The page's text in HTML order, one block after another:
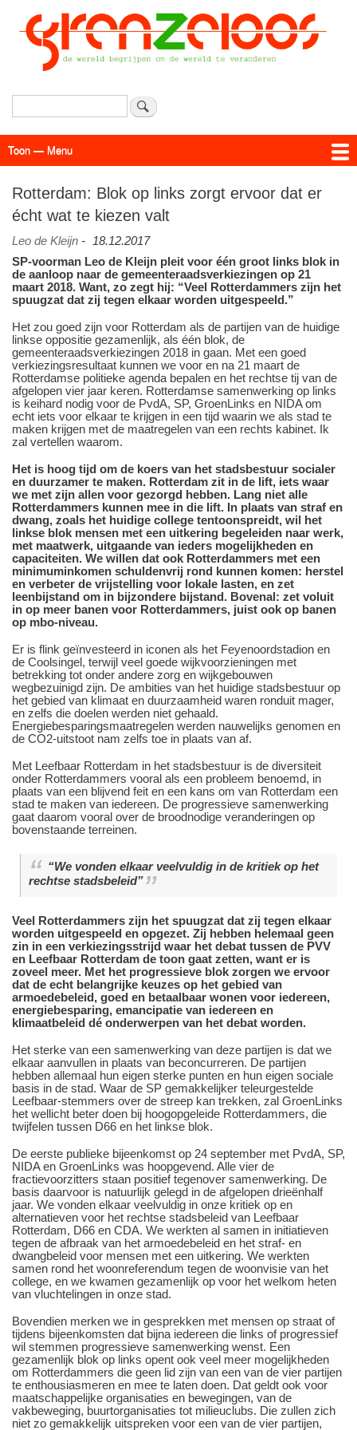
Overslaan
en
naar
de
Zoeken
Menu
Toon — Menu
Rotterdam: Blok op links zorgt ervoor dat er
écht wat te kiezen valt
Leo de Kleijn - 18.12.2017
SP-voorman Leo de Kleijn pleit voor één groot links blok in
de aanloop naar de gemeenteraadsverkiezingen op 21
maart 2018. Want, zo zegt hij: “Veel Rotterdammers zijn het
spuugzat dat zij tegen elkaar worden uitgespeeld.”
Het zou goed zijn voor Rotterdam als de partijen van de huidige
linkse oppositie gezamenlijk, als één blok, de
gemeenteraadsverkiezingen 2018 in gaan. Met een goed
verkiezingsresultaat kunnen we voor en na 21 maart de
Rotterdamse politieke agenda bepalen en het rechtse tij van de
afgelopen vier jaar keren. Rotterdamse samenwerking op links
is keihard nodig voor de PvdA, SP, GroenLinks en NIDA om
echt iets voor elkaar te krijgen in een tijd waarin we als stad te
maken krijgen met de maatregelen van een rechts kabinet. Ik
zal vertellen waarom.
Het is hoog tijd om de koers van het stadsbestuur socialer
en duurzamer te maken. Rotterdam zit in de lift, iets waar
we met zijn allen voor gezorgd hebben. Lang niet alle
Rotterdammers kunnen mee in die lift. In plaats van straf en
dwang, zoals het huidige college tentoonspreidt, wil het
linkse blok mensen met een uitkering begeleiden naar werk,
met maatwerk, uitgaande van ieders mogelijkheden en
capaciteiten. We willen dat ook Rotterdammers met een
minimuminkomen schuldenvrij rond kunnen komen: herstel
en verbeter de vrijstelling voor lokale lasten, en zet
leenbijstand om in bijzondere bijstand. Bovenal: zet voluit
in op meer banen voor Rotterdammers, juist ook op banen
op mbo-niveau.
Er is flink geïnvesteerd in iconen als het Feyenoordstadion en
de Coolsingel, terwijl veel goede wijkvoorzieningen met
betrekking tot onder andere zorg en wijkgebouwen
wegbezuinigd zijn. De ambities van het huidige stadsbestuur op
het gebied van klimaat en duurzaamheid waren ronduit mager,
en zelfs die doelen werden niet gehaald.
Energiebesparingsmaatregelen werden nauwelijks genomen en
de CO2-uitstoot nam zelfs toe in plaats van af.
Met Leefbaar Rotterdam in het stadsbestuur is de diversiteit
onder Rotterdammers vooral als een probleem benoemd, in
plaats van een blijvend feit en een kans om van Rotterdam een
stad te maken van iedereen. De progressieve samenwerking
gaat daarom vooral over de broodnodige veranderingen op
bovenstaande terreinen.
“We vonden elkaar veelvuldig in de kritiek op het
rechtse stadsbeleid”
Veel Rotterdammers zijn het spuugzat dat zij tegen elkaar
worden uitgespeeld en opgezet. Zij hebben helemaal geen
zin in een verkiezingsstrijd waar het debat tussen de PVV
en Leefbaar Rotterdam de toon gaat zetten, want er is
zoveel meer. Met het progressieve blok zorgen we ervoor
dat de echt belangrijke keuzes op het gebied van
armoedebeleid, goed en betaalbaar wonen voor iedereen,
energiebesparing, emancipatie van iedereen en
klimaatbeleid dé onderwerpen van het debat worden.
Het sterke van een samenwerking van deze partijen is dat we
elkaar aanvullen in plaats van beconcurreren. De partijen
hebben allemaal hun eigen sterke punten en hun eigen sociale
basis in de stad. Waar de SP gemakkelijker teleurgestelde
Leefbaar-stemmers over de streep kan trekken, zal GroenLinks
het wellicht beter doen bij hoogopgeleide Rotterdammers, die
twijfelen tussen D66 en het linkse blok.
De eerste publieke bijeenkomst op 24 september met PvdA, SP,
NIDA en GroenLinks was hoopgevend. Alle vier de
fractievoorzitters staan positief tegenover samenwerking. De
basis daarvoor is natuurlijk gelegd in de afgelopen drieënhalf
jaar. We vonden elkaar veelvuldig in onze kritiek op en
alternatieven voor het rechtse stadsbeleid van Leefbaar
Rotterdam, D66 en CDA. We werkten al samen in initiatieven
tegen de afbraak van het armoedebeleid en het straf- en
dwangbeleid voor mensen met een uitkering. We werkten
samen rond het woonreferendum tegen de woonvisie van het
college, en we kwamen gezamenlijk op voor het welkom heten
van vluchtelingen in onze stad.
Bovendien merken we in gesprekken met mensen op straat of
tijdens bijeenkomsten dat bijna iedereen die links of progressief
wil stemmen progressieve samenwerking wenst. Een
gezamenlijk blok op links opent ook veel meer mogelijkheden
om Rotterdammers die geen lid zijn van een van de vier partijen
te enthousiasmeren en mee te laten doen. Dat geldt ook voor
maatschappelijke organisaties en bewegingen, van de
vakbeweging, buurtorganisaties tot milieuclubs. Die zullen zich
niet zo gemakkelijk uitspreken voor een van de vier partijen,